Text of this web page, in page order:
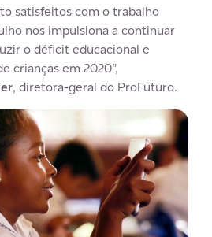
satisfeitos com o trabalho
nos impulsiona a continuar
o déficit educacional e
crianças em 2020”,
, diretora-geral do ProFuturo.